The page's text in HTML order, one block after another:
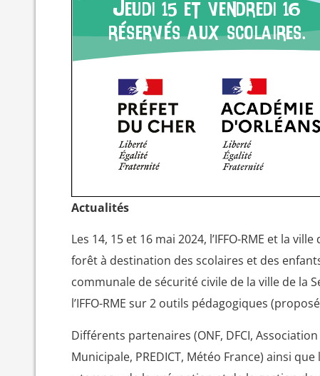
Actualités
Les 14, 15 et 16 mai 2024, l’IFFO-RME et la ville
forêt à destination des scolaires et des
communale de sécurité civile de la ville de la
l’IFFO-RME sur 2 outils pédagogiques
Différents partenaires (ONF, DFCI, Association
Municipale, PREDICT, Météo France) ainsi